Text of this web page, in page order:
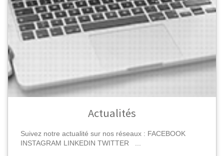
Actualités
Suivez notre actualité sur nos réseaux : FACEBOOK
INSTAGRAM LINKEDIN TWITTER ...